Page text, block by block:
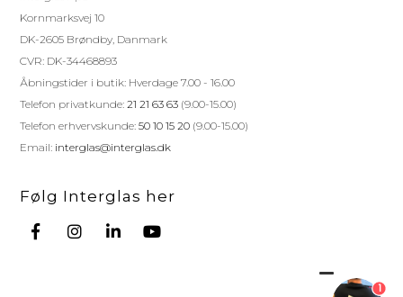
Kornmarksvej 10
DK-2605 Brøndby, Danmark
CVR: DK-34468893
Åbningstider i butik: Hverdage 7.00 - 16.00
Telefon privatkunde:21 21 63 63 (9.00-15.00)
Telefon erhvervskunde:50 10 15 20 (9.00-15.00)
Email: interglas@interglas.dk
Følg Interglas her
1